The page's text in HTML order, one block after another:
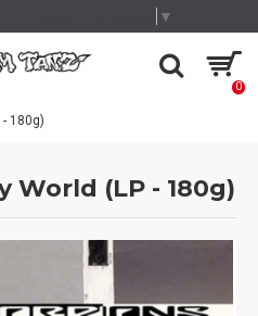
▼
0
180g)
World (LP - 180g)